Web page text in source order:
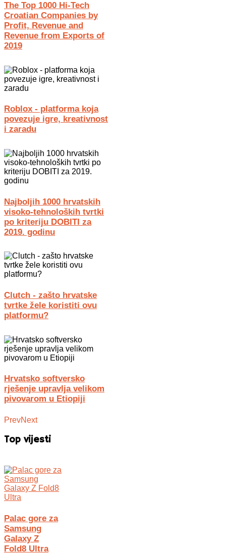
The Top 1000 Hi-Tech
Croatian Companies by
Profit, Revenue and
Revenue from Exports of
2019
Roblox - platforma koja
povezuje igre, kreativnost
i zaradu
Najboljih 1000 hrvatskih
visoko-tehnoloških tvrtki
po kriteriju DOBITI za
2019. godinu
Clutch - zašto hrvatske
tvrtke žele koristiti ovu
platformu?
Hrvatsko softversko
rješenje upravlja velikom
pivovarom u Etiopiji
PrevNext
Top vijesti
Palac gore za
Samsung
Galaxy Z
Fold8 Ultra